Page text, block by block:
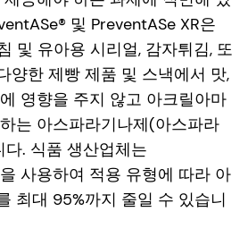
및 PreventASe XR은
및 유아용 시리얼, 감자튀김, 또
양한 제빵 제품 및 스낵에서 맛,
영향을 주지 않고 아크릴아마
는 아스파라기나제(아스파라
. 식품 생산업체는
사용하여 적용 유형에 따라 아
최대 95%까지 줄일 수 있습니